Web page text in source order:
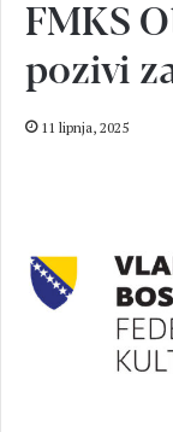
FMKS
pozivi
11 lipnja, 2025